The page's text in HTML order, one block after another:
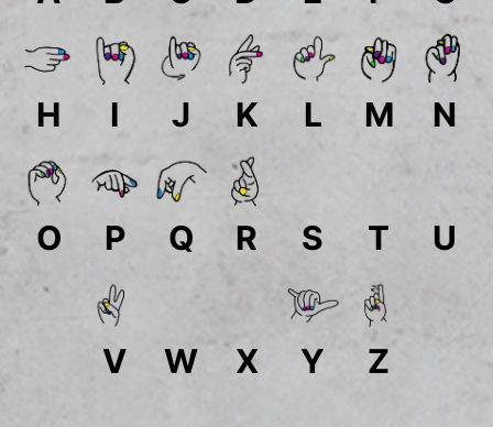
H I J K L M N
O P Q R S T U
V W X Y Z